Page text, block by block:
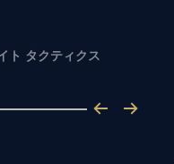
ト タクティクス